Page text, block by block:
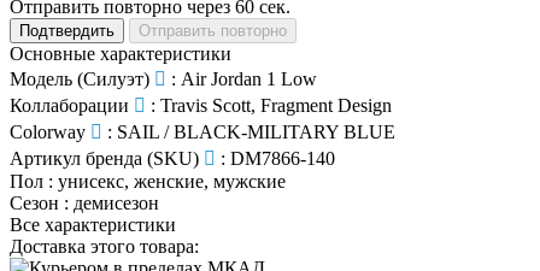
Отправить повторно через 60 сек.
Подтвердить Отправить повторно
Основные характеристики
Модель (Силуэт)
: Air Jordan 1 Low
Коллаборации
: Travis Scott, Fragment Design
Colorway
: SAIL / BLACK-MILITARY BLUE
Артикул бренда (SKU)
: DM7866-140
Пол : унисекс, женские, мужские
Сезон : демисезон
Все характеристики
Доставка этого товара: